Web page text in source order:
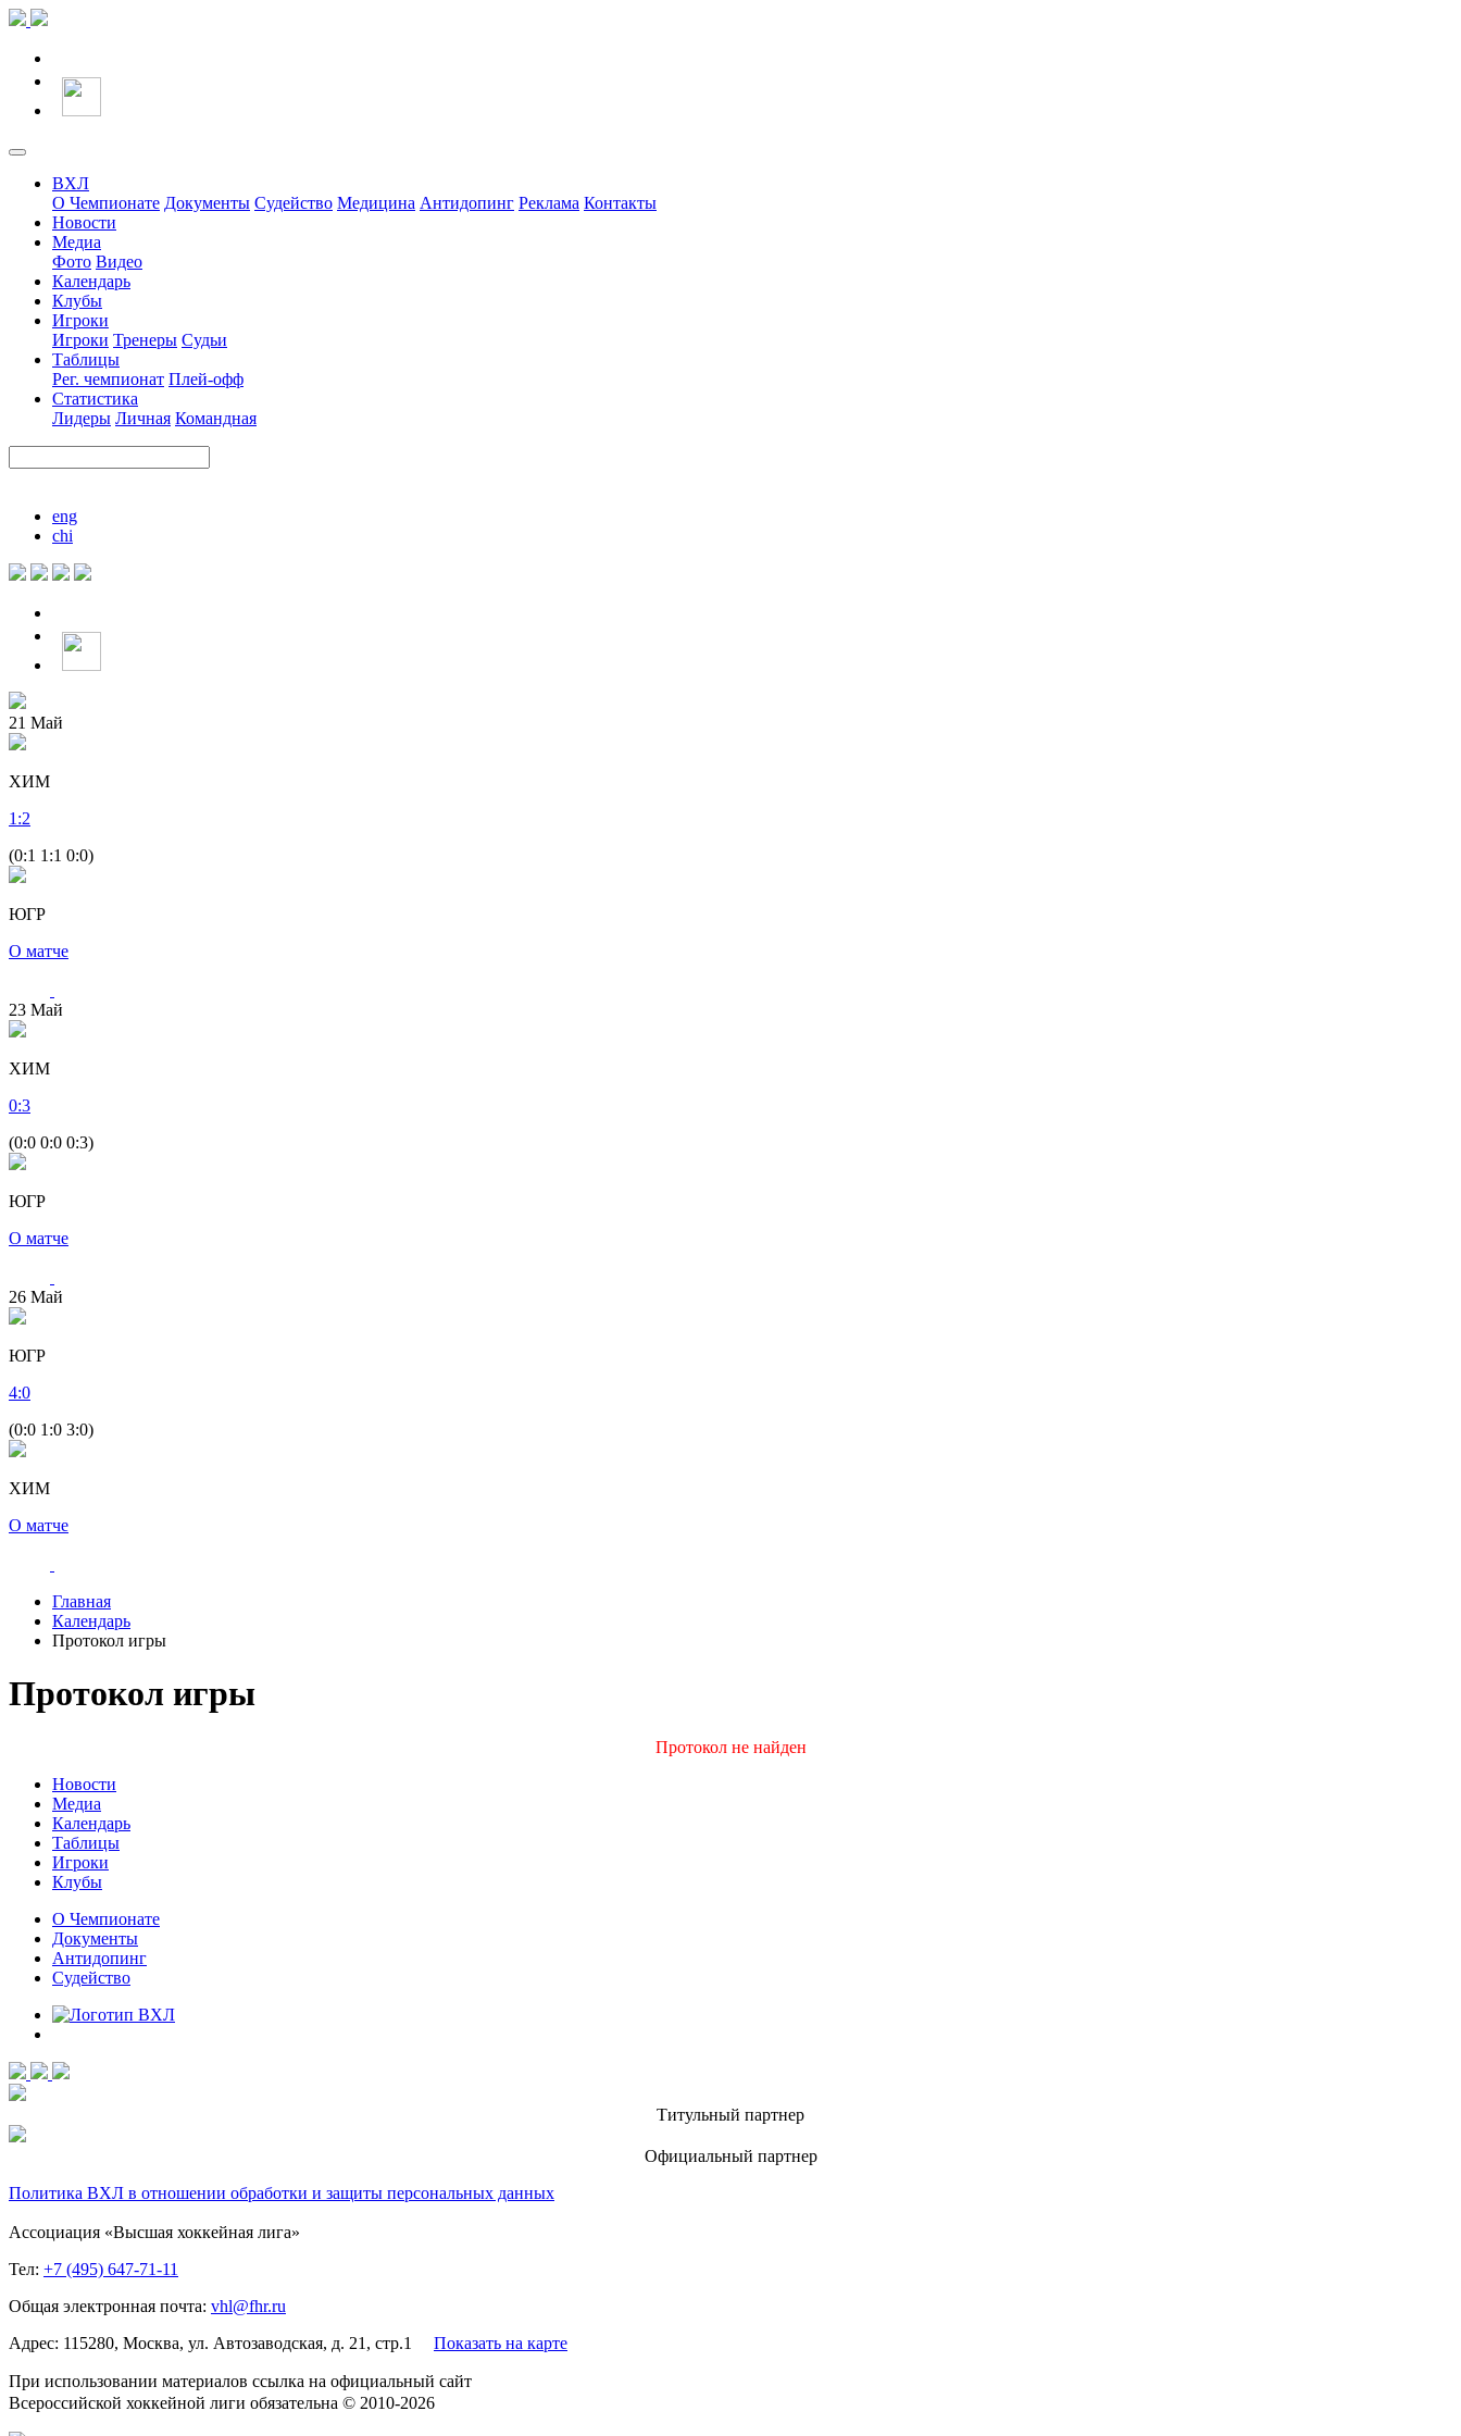
ВХЛ
О Чемпионате Документы Судейство Медицина Антидопинг Реклама Контакты
Новости
Медиа
Фото Видео
Календарь
Клубы
Игроки
Игроки Тренеры Судьи
Таблицы
Рег. чемпионат Плей-офф
Статистика
Лидеры Личная Командная
eng
chi
21 Май
ХИМ
1 :2
(0:1 1:1 0:0)
ЮГР
О матче
23 Май
ХИМ
0:3
(0:0 0:0 0:3)
ЮГР
О матче
26 Май
ЮГР
4:0
(0:0 1:0 3:0)
ХИМ
О матче
Главная
Календарь
Протокол игры
Протокол игры
Протокол не найден
Новости
Медиа
Календарь
Таблицы
Игроки
Клубы
О Чемпионате
Документы
Антидопинг
Судейство
Титульный партнер
Официальный партнер
Политика ВХЛ в отношении обработки и защиты персональных данных
Ассоциация «Высшая хоккейная лига»
Тел: +7 (495) 647-71-11
Общая электронная почта: vhl@fhr.ru
Адрес: 115280, Москва, ул. Автозаводская, д. 21, стр.1 Показать на карте
При использовании материалов ссылка на официальный сайт
Всероссийской хоккейной лиги обязательна © 2010-2026